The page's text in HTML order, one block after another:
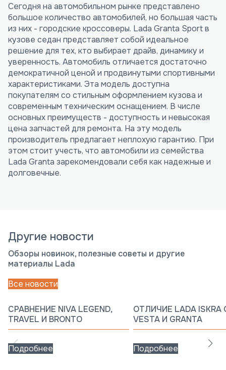
Сегодня на автомобильном рынке представлено
большое количество автомобилей, но большая часть
из них - городские кроссоверы. Lada Granta Sport в
кузове седан представляет собой идеальное
решение для тех, кто выбирает драйв, динамику и
уверенность. Автомобиль отличается достаточно
демократичной ценой и продвинутыми спортивными
характеристиками. Эта модель доступна
покупателям со стильным оформлением кузова и
современным техническим оснащением. В числе
основных преимуществ - доступность и невысокая
цена запчастей для ремонта. На эту модель
производитель предлагает неплохую гарантию. При
этом стоит учесть, что автомобили из семейства
Lada Granta зарекомендовали себя как надежные и
долговечные.
Другие новости
Обзоры новинок, полезные советы и другие
материалы Lada
Все новости
СРАВНЕНИЕ NIVA LEGEND,
TRAVEL И BRONTO
Подробнее
ОТЛИЧИЕ LADA ISKRA
VESTA И GRANTA
Подробнее